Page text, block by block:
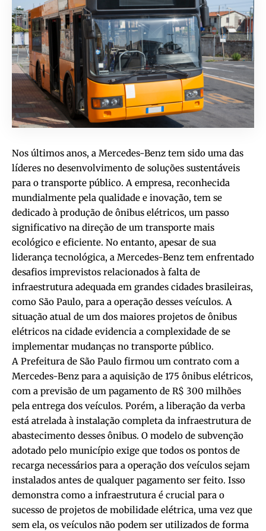
Nos últimos anos, a Mercedes-Benz tem sido uma das
líderes no desenvolvimento de soluções sustentáveis
para o transporte público. A empresa, reconhecida
mundialmente pela qualidade e inovação, tem se
dedicado à produção de ônibus elétricos, um passo
significativo na direção de um transporte mais
ecológico e eficiente. No entanto, apesar de sua
liderança tecnológica, a Mercedes-Benz tem enfrentado
desafios imprevistos relacionados à falta de
infraestrutura adequada em grandes cidades brasileiras,
como São Paulo, para a operação desses veículos. A
situação atual de um dos maiores projetos de ônibus
elétricos na cidade evidencia a complexidade de se
implementar mudanças no transporte público.
A Prefeitura de São Paulo firmou um contrato com a
Mercedes-Benz para a aquisição de 175 ônibus elétricos,
com a previsão de um pagamento de R$ 300 milhões
pela entrega dos veículos. Porém, a liberação da verba
está atrelada à instalação completa da infraestrutura de
abastecimento desses ônibus. O modelo de subvenção
adotado pelo município exige que todos os pontos de
recarga necessários para a operação dos veículos sejam
instalados antes de qualquer pagamento ser feito. Isso
demonstra como a infraestrutura é crucial para o
sucesso de projetos de mobilidade elétrica, uma vez que
sem ela, os veículos não podem ser utilizados de forma